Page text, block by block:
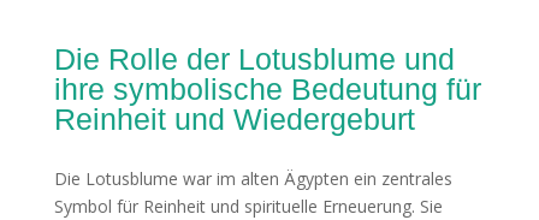
Die Rolle der Lotusblume und
ihre symbolische Bedeutung für
Reinheit und Wiedergeburt
Die Lotusblume war im alten Ägypten ein zentrales
Symbol für Reinheit und spirituelle Erneuerung. Sie